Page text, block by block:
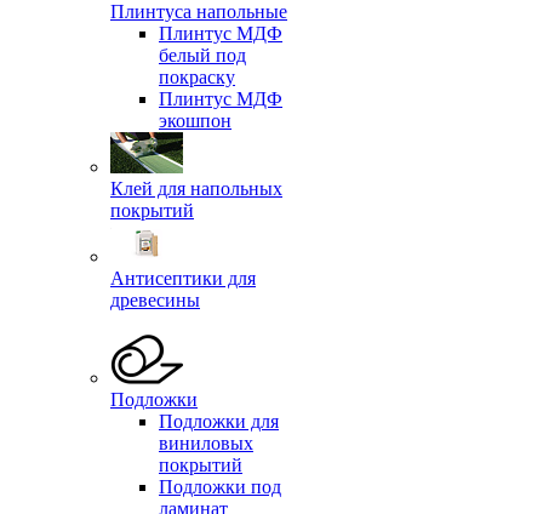
Плинтуса напольные
Плинтус МДФ
белый под
покраску
Плинтус МДФ
экошпон
Клей для напольных
покрытий
Антисептики для
древесины
Подложки
Подложки для
виниловых
покрытий
Подложки под
ламинат